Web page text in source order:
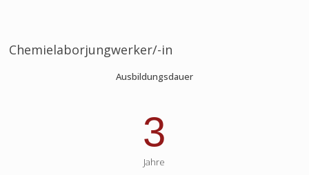
Chemielaborjungwerker/-in
Ausbildungsdauer
3
Jahre